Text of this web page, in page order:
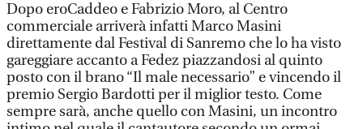
Dopo eroCaddeo e Fabrizio Moro, al Centro
commerciale arriverà infatti Marco Masini
direttamente dal Festival di Sanremo che lo ha visto
gareggiare accanto a Fedez piazzandosi al quinto
posto con il brano “Il male necessario” e vincendo il
premio Sergio Bardotti per il miglior testo. Come
sempre sarà, anche quello con Masini, un incontro